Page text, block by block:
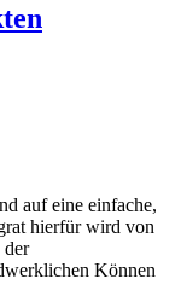
auf eine einfache,
hierfür wird von
der
Können